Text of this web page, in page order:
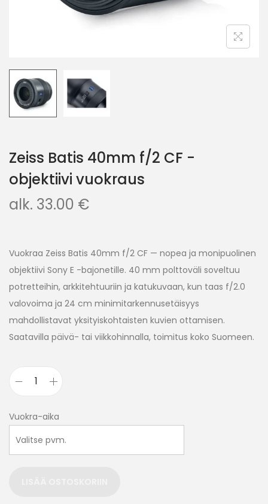
Zeiss Batis 40mm f/2 CF -
objektiivi vuokraus
alk. 33.00 €
Vuokraa Zeiss Batis 40mm f/2 CF — nopea ja monipuolinen
objektiivi Sony E -bajonetille. 40 mm polttoväli soveltuu
potretteihin, arkkitehtuuriin ja katukuvaan, kun taas f/2.0
valovoima ja 24 cm minimitarkennusetäisyys
mahdollistavat yksityiskohtaisten kuvien ottamisen.
Saatavilla päivä- tai viikkohinnalla, toimitus koko Suomeen.
Vuokra-aika